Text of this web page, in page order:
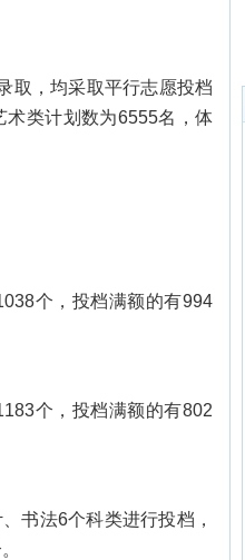
取，均采取平行志愿投档
术类计划数为6555名，体
个，投档满额的有994
个，投档满额的有802
书法6个科类进行投档，